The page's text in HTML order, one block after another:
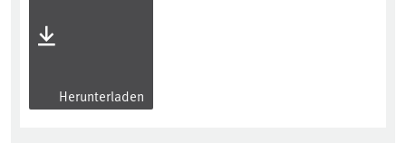
Herunterladen